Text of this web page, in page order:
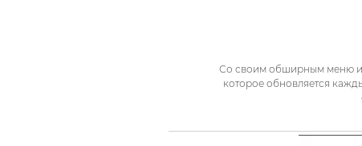
Со своим обширным меню и
которое обновляется